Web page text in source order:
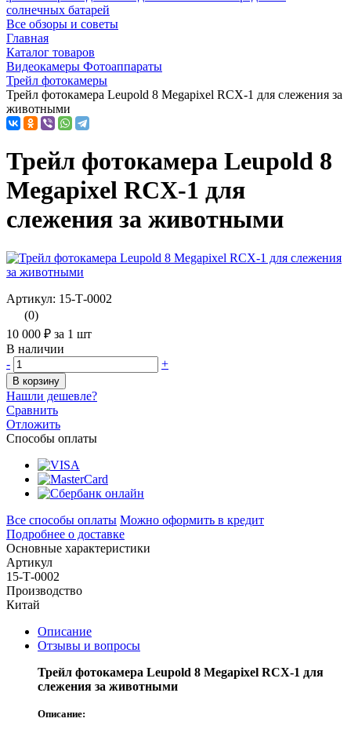
солнечных батарей
Все обзоры и советы
Главная
Каталог товаров
Видеокамеры Фотоаппараты
Трейл фотокамеры
Трейл фотокамера Leupold 8 Megapixel RCX-1 для слежения за
животными
Трейл фотокамера Leupold 8
Megapixel RCX-1 для
слежения за животными
Артикул: 15-Т-0002
(0)
10 000 ₽ за 1 шт
В наличии
-
+
В корзину
Нашли дешевле?
Сравнить
Отложить
Способы оплаты
Все способы оплаты Можно оформить в кредит
Подробнее о доставке
Основные характеристики
Артикул
15-Т-0002
Производство
Китай
Описание
Отзывы и вопросы
Трейл фотокамера Leupold 8 Megapixel RCX-1 для
слежения за животными
Описание: